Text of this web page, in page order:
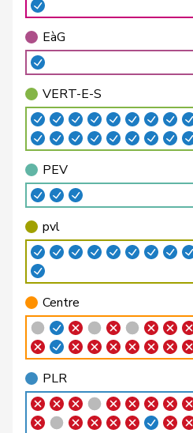
Baumann
Bäumle Martin
Bellaiche
Judith
Bendahan
Samuel
Berthoud
Alexandre
Bertschy
Binder-Keller
Marianne
Bircher
Martina
Birrer-Heimo
Prisca
Bourgeois
Jacques
Bregy
Philipp
Matthias
EàG
VERT-E-S
PEV
pvl
Centre
PLR